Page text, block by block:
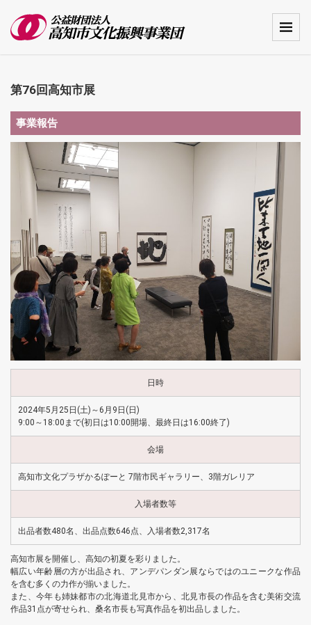
第76回高知市展
事業報告
日時
2024年5月25日(土)～6月9日(日)
9:00～18:00まで(初日は10:00開場、最終日は16:00終了)
会場
高知市文化プラザかるぽーと 7階市民ギャラリー、3階ガレリア
入場者数等
出品者数480名、出品点数646点、入場者数2,317名
高知市展を開催し、高知の初夏を彩りました。
幅広い年齢層の方が出品され、アンデパンダン展ならではのユニークな作品
を含む多くの力作が揃いました。
また、今年も姉妹都市の北海道北見市から、北見市長の作品を含む美術交流
作品31点が寄せられ、桑名市長も写真作品を初出品しました。